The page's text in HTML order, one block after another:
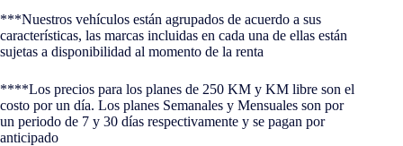
***Nuestros vehículos están agrupados de acuerdo a sus
características, las marcas incluidas en cada una de ellas están
sujetas a disponibilidad al momento de la renta
****Los precios para los planes de 250 KM y KM libre son el
costo por un día. Los planes Semanales y Mensuales son por
un periodo de 7 y 30 días respectivamente y se pagan por
anticipado